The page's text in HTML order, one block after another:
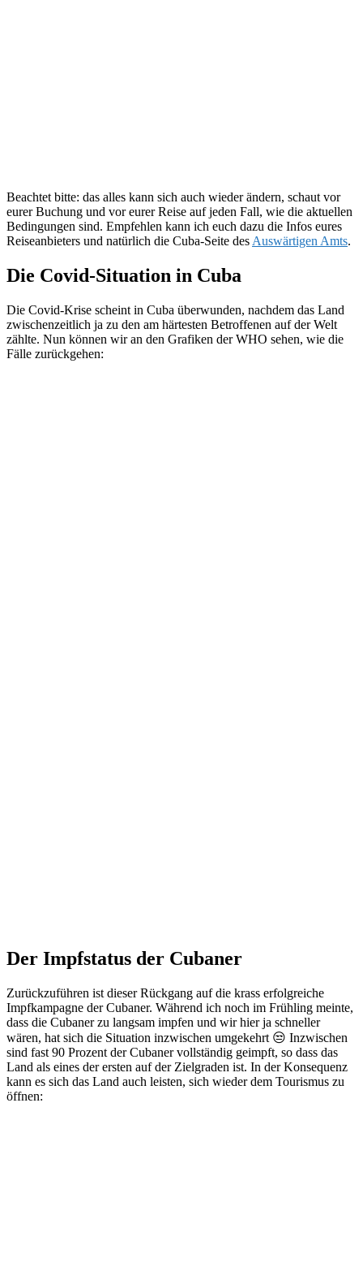
Beachtet bitte: das alles kann sich auch wieder ändern, schaut vor
eurer Buchung und vor eurer Reise auf jeden Fall, wie die aktuellen
Bedingungen sind. Empfehlen kann ich euch dazu die Infos eures
Reiseanbieters und natürlich die Cuba-Seite desAuswärtigen Amts.
Die Covid-Situation in Cuba
Die Covid-Krise scheint in Cuba überwunden, nachdem das Land
zwischenzeitlich ja zu den am härtesten Betroffenen auf der Welt
zählte. Nun können wir an den Grafiken der WHO sehen, wie die
Fälle zurückgehen:
Der Impfstatus der Cubaner
Zurückzuführen ist dieser Rückgang auf die krass erfolgreiche
Impfkampagne der Cubaner. Während ich noch im Frühling meinte,
dass die Cubaner zu langsam impfen und wir hier ja schneller
wären, hat sich die Situation inzwischen umgekehrt 😒 Inzwischen
sind fast 90 Prozent der Cubaner vollständig geimpft, so dass das
Land als eines der ersten auf der Zielgraden ist. In der Konsequenz
kann es sich das Land auch leisten, sich wieder dem Tourismus zu
öffnen: